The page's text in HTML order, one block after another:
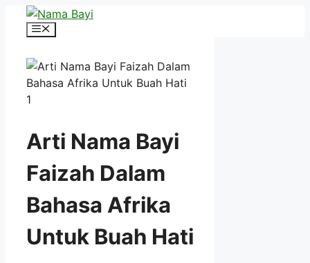
Langsung
Menu
Arti Nama Bayi
Faizah Dalam
Bahasa Afrika
Untuk Buah Hati